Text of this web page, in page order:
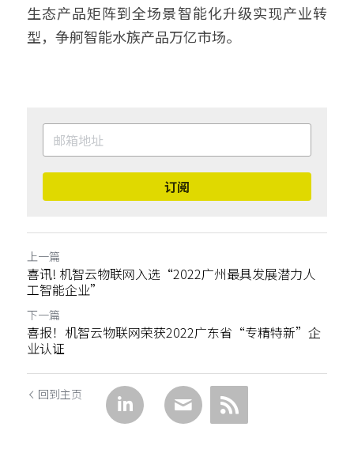
生态产品矩阵到全场景智能化升级实现产业转
型，争舸智能水族产品万亿市场。
订阅
上一篇
​喜讯! 机智云物联网入选“2022广州最具发展潜力人
工智能企业”
下一篇
喜报！机智云物联网荣获2022广东省“专精特新”企
业认证
回到主页